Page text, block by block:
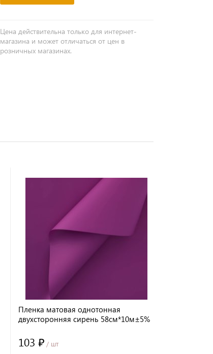
Цена действительна только для интернет-
магазина и может отличаться от цен в
розничных магазинах.
Пленка матовая однотонная
двухсторонняя сирень 58см*10м±5%
103 ₽ / шт